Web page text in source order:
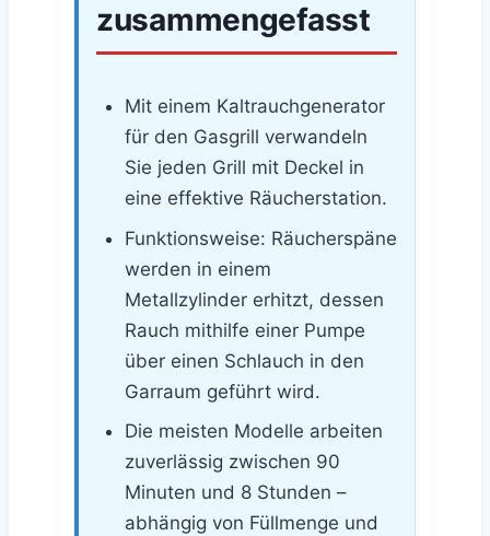
zusammengefasst
Mit einem Kaltrauchgenerator
für den Gasgrill verwandeln
Sie jeden Grill mit Deckel in
eine effektive Räucherstation.
Funktionsweise: Räucherspäne
werden in einem
Metallzylinder erhitzt, dessen
Rauch mithilfe einer Pumpe
über einen Schlauch in den
Garraum geführt wird.
Die meisten Modelle arbeiten
zuverlässig zwischen 90
Minuten und 8 Stunden –
abhängig von Füllmenge und